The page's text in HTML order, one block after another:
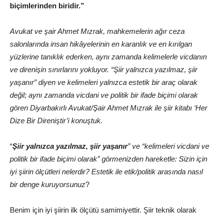
biçimlerinden biridir.”
Avukat ve şair Ahmet Mızrak, mahkemelerin ağır ceza
salonlarında insan hikâyelerinin en karanlık ve en kırılgan
yüzlerine tanıklık ederken, aynı zamanda kelimelerle vicdanın
ve direnişin sınırlarını yokluyor. “Şiir yalnızca yazılmaz, şiir
yaşanır” diyen ve kelimeleri yalnızca estetik bir araç olarak
değil; aynı zamanda vicdani ve politik bir ifade biçimi olarak
gören Diyarbakırlı Avukat/Şair Ahmet Mızrak ile şiir kitabı ‘Her
Dize Bir Direniştir’i konuştuk.
“Şiir yalnızca yazılmaz, şiir yaşanır” ve “kelimeleri vicdani ve
politik bir ifade biçimi olarak” görmenizden hareketle: Sizin için
iyi şiirin ölçütleri nelerdir? Estetik ile etik/politik arasında nasıl
bir denge kuruyorsunuz?
Benim için iyi şiirin ilk ölçütü samimiyettir. Şiir teknik olarak